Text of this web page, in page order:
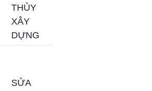
THỦY
XÂY
DỰNG
SỬA